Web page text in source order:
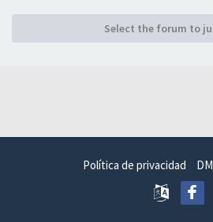
Select the forum to
Política de privacidad